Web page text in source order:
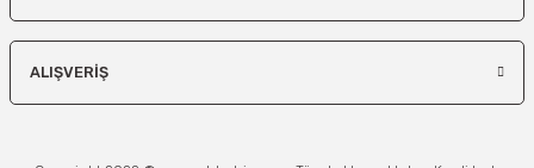
ALIŞVERIŞ